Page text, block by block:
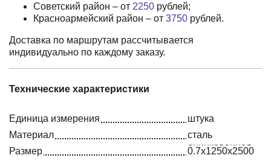
Советский район – от 2250 рублей;
Красноармейский район – от 3750 рублей.
Доставка по маршрутам рассчитывается
индивидуально по каждому заказу.
Технические характеристики
Единица измерения
штука
Материал
сталь
оцинкованная
Размер
0.7х1250х2500